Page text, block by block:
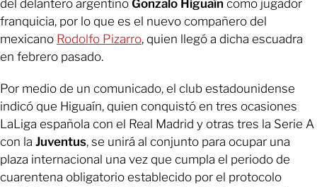
del delantero argentino Gonzalo Higuaín como jugador
franquicia, por lo que es el nuevo compañero del
mexicano Rodolfo Pizarro, quien llegó a dicha escuadra
en febrero pasado.
Por medio de un comunicado, el club estadounidense
indicó que Higuaín, quien conquistó en tres ocasiones
LaLiga española con el Real Madrid y otras tres la Serie A
con la Juventus, se unirá al conjunto para ocupar una
plaza internacional una vez que cumpla el periodo de
cuarentena obligatorio establecido por el protocolo